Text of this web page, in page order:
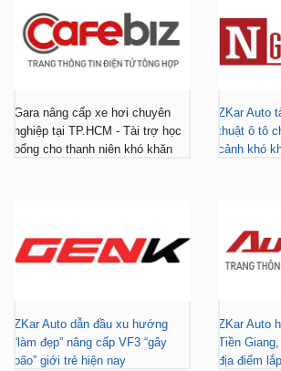
Gara nâng cấp xe hơi chuyên
nghiệp tại TP.HCM - Tài trợ học
bổng cho thanh niên khó khăn
ZKar Auto
thuật ô tô
cảnh khó
ZKar Auto dẫn đầu xu hướng
“làm đẹp” nâng cấp VF3 “gây
bão” giới trẻ hiện nay
ZKar Auto
Tiền
địa điểm